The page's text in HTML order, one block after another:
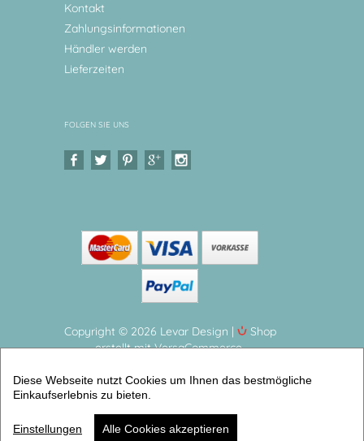
Kontakt
Zahlungsinformationen
Händler werden
Lieferzeiten
FOLGEN SIE UNS
Copyright © 2026 Levar Design |
Shop
erstellt mit VersaCommerce.
Zauberhafter Zahnbecher für Kinder - BPA frei
(Zahnbecher Melamin) | Artikelnummer: 7231-8475-
2101 -3
Diese Webseite nutzt Cookies um Ihnen das bestmögliche
Einkaufserlebnis zu bieten.
Einstellungen Alle Cookies akzeptieren